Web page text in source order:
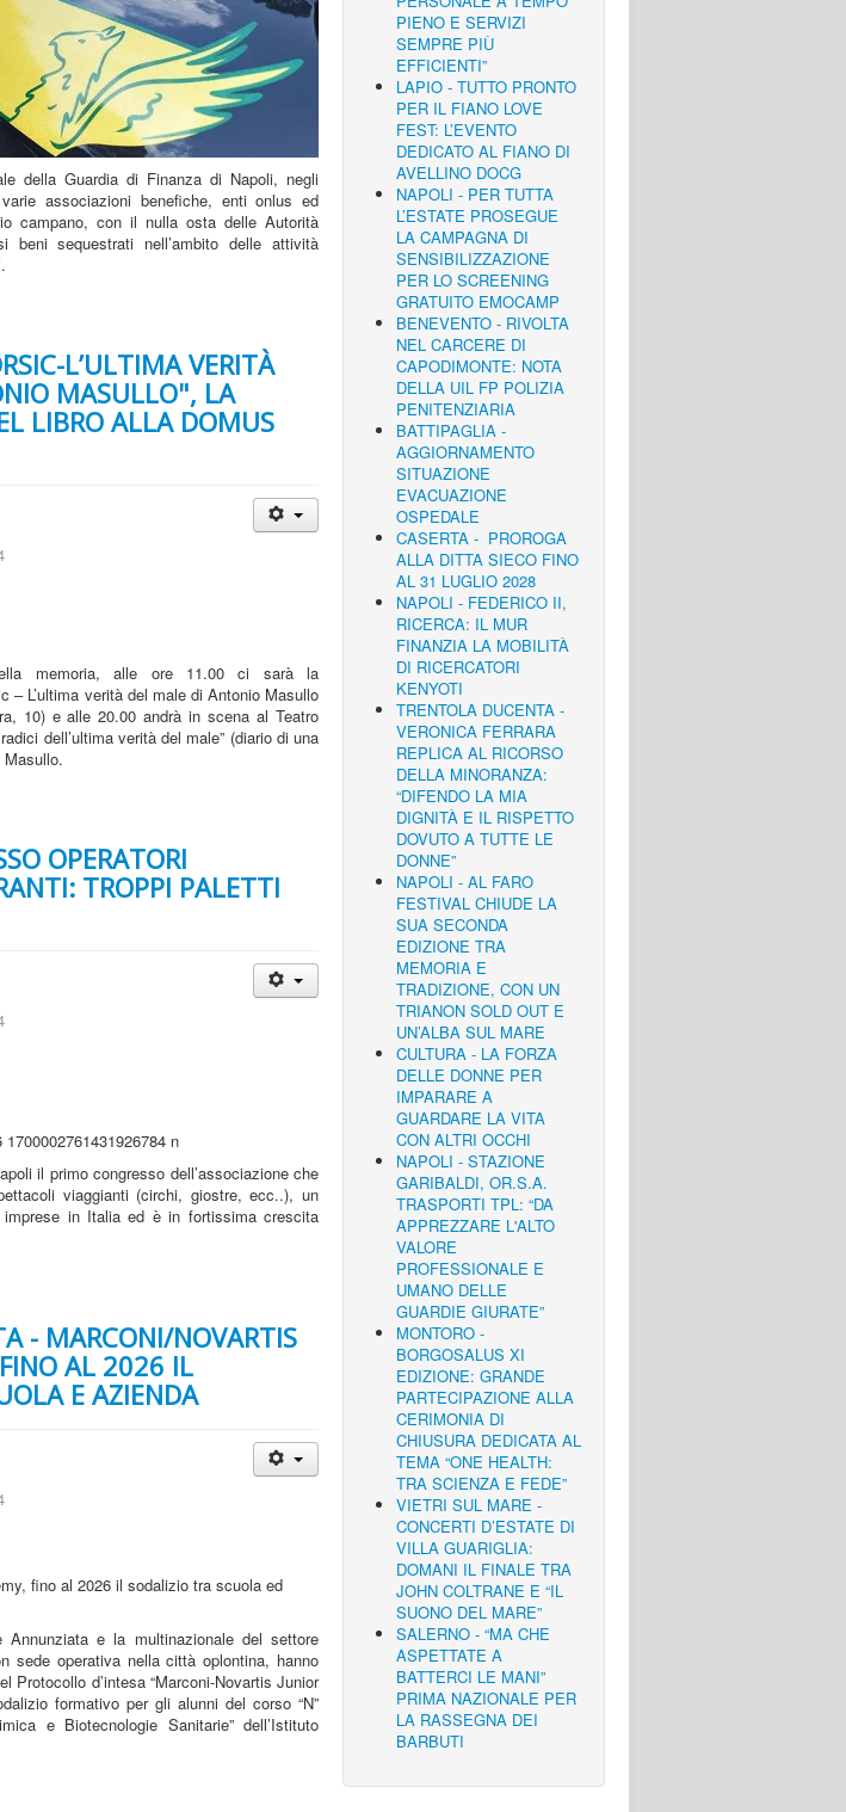
della Guardia di Finanza di Napoli, negli
associazioni benefiche, enti onlus ed
campano, con il nulla osta delle Autorità
beni sequestrati nell’ambito delle attività
L’ULTIMA VERITÀ
MASULLO", LA
LIBRO ALLA DOMUS
memoria, alle ore 11.00 ci sarà la
– L’ultima verità del male di Antonio Masullo
10) e alle 20.00 andrà in scena al Teatro
dell’ultima verità del male” (diario di una
OPERATORI
TROPPI PALETTI
il primo congresso dell’associazione che
viaggianti (circhi, giostre, ecc..), un
in Italia ed è in fortissima crescita
- MARCONI/NOVARTIS
AL 2026 IL
E AZIENDA
Annunziata e la multinazionale del settore
sede operativa nella città oplontina, hanno
Protocollo d’intesa “Marconi-Novartis Junior
formativo per gli alunni del corso “N”
e Biotecnologie Sanitarie” dell’Istituto
PIENO E SERVIZI
SEMPRE PIÙ
EFFICIENTI”
LAPIO - TUTTO PRONTO
PER IL FIANO LOVE
FEST: L’EVENTO
DEDICATO AL FIANO DI
AVELLINO DOCG
NAPOLI - PER TUTTA
L’ESTATE PROSEGUE
LA CAMPAGNA DI
SENSIBILIZZAZIONE
PER LO SCREENING
GRATUITO EMOCAMP
BENEVENTO - RIVOLTA
NEL CARCERE DI
CAPODIMONTE: NOTA
DELLA UIL FP POLIZIA
PENITENZIARIA
BATTIPAGLIA -
AGGIORNAMENTO
SITUAZIONE
EVACUAZIONE
OSPEDALE
CASERTA - PROROGA
ALLA DITTA SIECO FINO
AL 31 LUGLIO 2028
NAPOLI - FEDERICO II,
RICERCA: IL MUR
FINANZIA LA MOBILITÀ
DI RICERCATORI
KENYOTI
TRENTOLA DUCENTA -
VERONICA FERRARA
REPLICA AL RICORSO
DELLA MINORANZA:
“DIFENDO LA MIA
DIGNITÀ E IL RISPETTO
DOVUTO A TUTTE LE
DONNE”
NAPOLI - AL FARO
FESTIVAL CHIUDE LA
SUA SECONDA
EDIZIONE TRA
MEMORIA E
TRADIZIONE, CON UN
TRIANON SOLD OUT E
UN’ALBA SUL MARE
CULTURA - LA FORZA
DELLE DONNE PER
IMPARARE A
GUARDARE LA VITA
CON ALTRI OCCHI
NAPOLI - STAZIONE
GARIBALDI, OR.S.A.
TRASPORTI TPL: “DA
APPREZZARE L'ALTO
VALORE
PROFESSIONALE E
UMANO DELLE
GUARDIE GIURATE”
MONTORO -
BORGOSALUS XI
EDIZIONE: GRANDE
PARTECIPAZIONE ALLA
CERIMONIA DI
CHIUSURA DEDICATA AL
TEMA “ONE HEALTH:
TRA SCIENZA E FEDE”
VIETRI SUL MARE -
CONCERTI D’ESTATE DI
VILLA GUARIGLIA:
DOMANI IL FINALE TRA
JOHN COLTRANE E “IL
SUONO DEL MARE”
SALERNO - “MA CHE
ASPETTATE A
BATTERCI LE MANI”
PRIMA NAZIONALE PER
LA RASSEGNA DEI
BARBUTI